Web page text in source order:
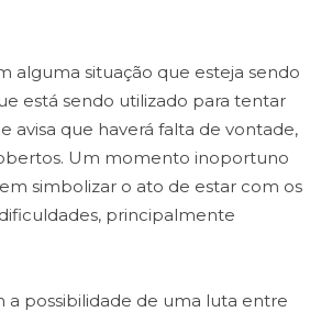
alguma situação que esteja sendo
está sendo utilizado para tentar
avisa que haverá falta de vontade,
Um momento inoportuno
simbolizar o ato de estar com os
principalmente
possibilidade de uma luta entre